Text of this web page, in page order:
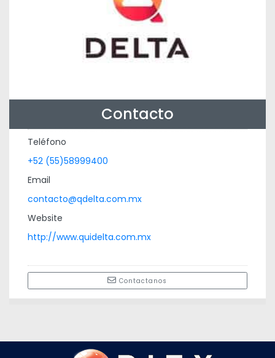
Contacto
Teléfono
+52 (55)58999400
Email
contacto@qdelta.com.mx
Website
http://www.quidelta.com.mx
Contactanos